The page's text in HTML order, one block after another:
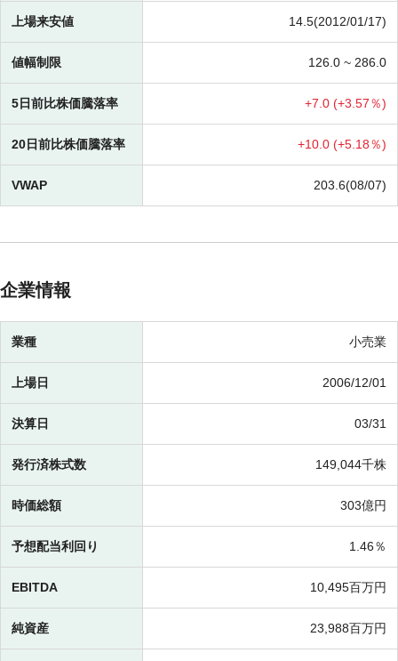
上場来安値 14.5(2012/01/17)
値幅制限 126.0 ~ 286.0
5日前比株価騰落率 +7.0 (+3.57％)
20日前比株価騰落率 +10.0 (+5.18％)
VWAP 203.6(08/07)
企業情報
業種 小売業
上場日 2006/12/01
決算日 03/31
発行済株式数 149,044千株
時価総額 303億円
予想配当利回り 1.46％
EBITDA 10,495百万円
純資産 23,988百万円